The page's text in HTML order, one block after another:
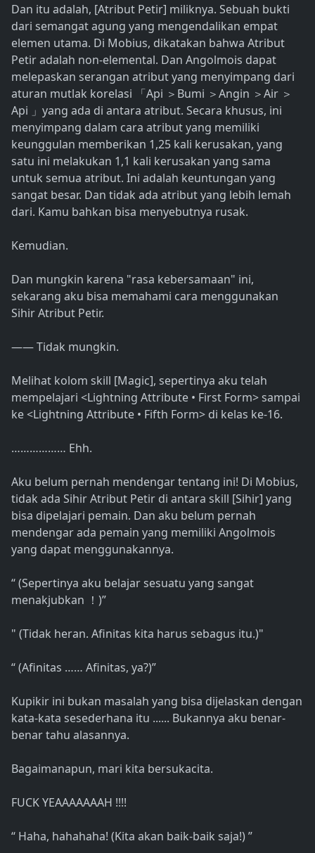
Dan itu adalah, [Atribut Petir] miliknya. Sebuah bukti
dari semangat agung yang mengendalikan empat
elemen utama. Di Mobius, dikatakan bahwa Atribut
Petir adalah non-elemental. Dan Angolmois dapat
melepaskan serangan atribut yang menyimpang dari
aturan mutlak korelasi 「Api ＞Bumi ＞Angin ＞Air ＞
Api 」yang ada di antara atribut. Secara khusus, ini
menyimpang dalam cara atribut yang memiliki
keunggulan memberikan 1,25 kali kerusakan, yang
satu ini melakukan 1,1 kali kerusakan yang sama
untuk semua atribut. Ini adalah keuntungan yang
sangat besar. Dan tidak ada atribut yang lebih lemah
dari. Kamu bahkan bisa menyebutnya rusak.
Kemudian.
Dan mungkin karena "rasa kebersamaan" ini,
sekarang aku bisa memahami cara menggunakan
Sihir Atribut Petir.
―― Tidak mungkin.
Melihat kolom skill [Magic], sepertinya aku telah
mempelajari <Lightning Attribute • First Form> sampai
ke <Lightning Attribute • Fifth Form> di kelas ke-16.
……………… Ehh.
Aku belum pernah mendengar tentang ini! Di Mobius,
tidak ada Sihir Atribut Petir di antara skill [Sihir] yang
bisa dipelajari pemain. Dan aku belum pernah
mendengar ada pemain yang memiliki Angolmois
yang dapat menggunakannya.
“ (Sepertinya aku belajar sesuatu yang sangat
menakjubkan ！)”
" (Tidak heran. Afinitas kita harus sebagus itu.)"
“ (Afinitas …… Afinitas, ya?)”
Kupikir ini bukan masalah yang bisa dijelaskan dengan
kata-kata sesederhana itu ...... Bukannya aku benar-
benar tahu alasannya.
Bagaimanapun, mari kita bersukacita.
FUCK YEAAAAAAAH !!!!
“ Haha, hahahaha! (Kita akan baik-baik saja!) ”